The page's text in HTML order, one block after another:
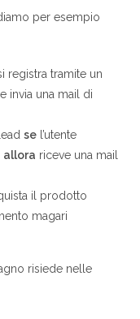
per esempio
registra tramite un
invia una mail di
se l’utente
allora riceve una mail
il prodotto
magari
risiede nelle